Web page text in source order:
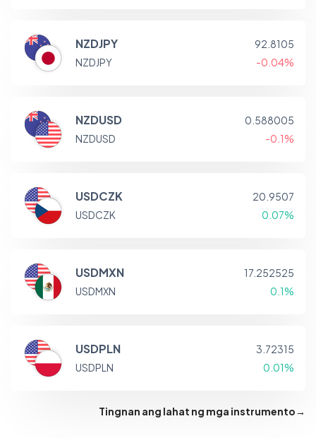
NZDJPY
NZDJPY
92.8105
-0.04%
NZDUSD
NZDUSD
0.588005
-0.1%
USDCZK
USDCZK
20.9507
0.07%
USDMXN
USDMXN
17.252525
0.1%
USDPLN
USDPLN
3.72315
0.01%
Tingnan ang lahat ng mga instrumento→